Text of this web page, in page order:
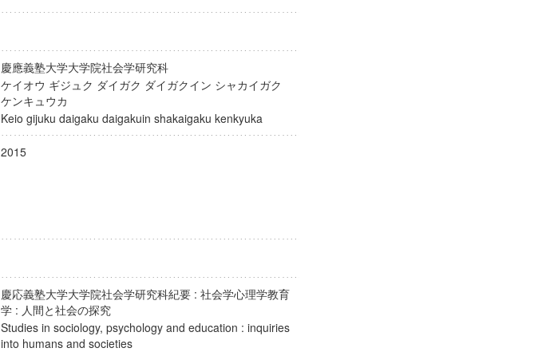
慶應義塾大学大学院社会学研究科
ケイオウ ギジュク ダイガク ダイガクイン シャカイガク
ケンキュウカ
Keio gijuku daigaku daigakuin shakaigaku kenkyuka
2015
慶応義塾大学大学院社会学研究科紀要 : 社会学心理学教育
学 : 人間と社会の探究
Studies in sociology, psychology and education : inquiries
into humans and societies